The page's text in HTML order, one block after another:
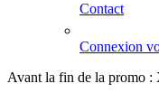
Contact
Connexion
Avant la fin de la promo :